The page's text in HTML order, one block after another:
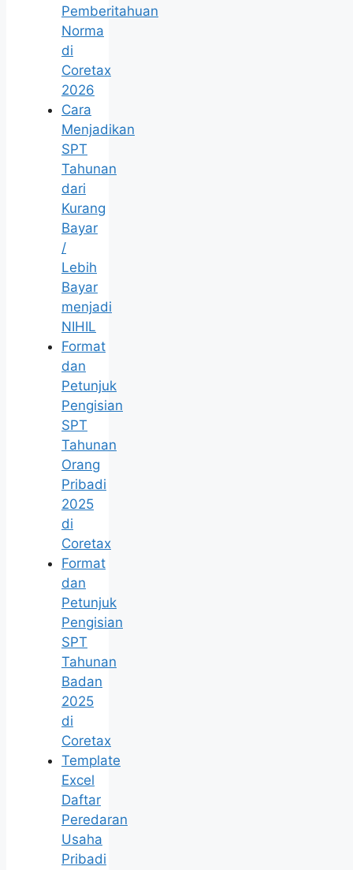
Pemberitahuan
Norma
di
Coretax
2026
Cara
Menjadikan
SPT
Tahunan
dari
Kurang
Bayar
/
Lebih
Bayar
menjadi
NIHIL
Format
dan
Petunjuk
Pengisian
SPT
Tahunan
Orang
Pribadi
2025
di
Coretax
Format
dan
Petunjuk
Pengisian
SPT
Tahunan
Badan
2025
di
Coretax
Template
Excel
Daftar
Peredaran
Usaha
Pribadi